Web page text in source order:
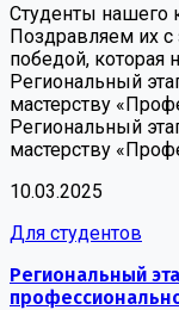
Студенты нашего
Поздравляем их
победой, которая
Региональный
мастерству
Региональный
мастерству
10.03.2025
Для студентов
Региональный